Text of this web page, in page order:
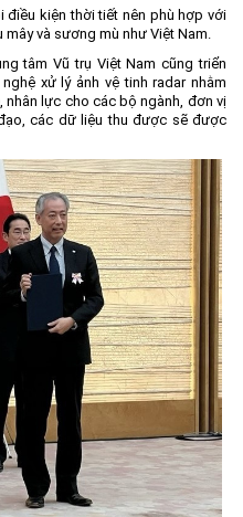
điều kiện thời tiết nên phù hợp với
và sương mù như Việt Nam.
tâm Vũ trụ Việt Nam cũng triển
xử lý ảnh vệ tinh radar nhằm
nhân lực cho các bộ ngành, đơn vị
các dữ liệu thu được sẽ được